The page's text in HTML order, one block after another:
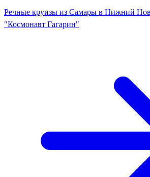
Речные круизы из Самары в Нижний
"Космонавт Гагарин"